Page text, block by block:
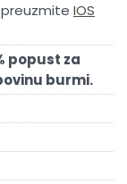
IOS
popust za
burmi.